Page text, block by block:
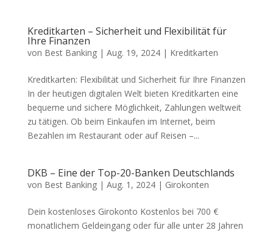
Kreditkarten – Sicherheit und Flexibilität für
Ihre Finanzen
von Best Banking| Aug. 19, 2024| Kreditkarten
Kreditkarten: Flexibilität und Sicherheit für Ihre Finanzen
In der heutigen digitalen Welt bieten Kreditkarten eine
bequeme und sichere Möglichkeit, Zahlungen weltweit
zu tätigen. Ob beim Einkaufen im Internet, beim
Bezahlen im Restaurant oder auf Reisen –...
DKB – Eine der Top-20-Banken Deutschlands
von Best Banking| Aug. 1, 2024| Girokonten
Dein kostenloses Girokonto Kostenlos bei 700 €
monatlichem Geldeingang oder für alle unter 28 Jahren